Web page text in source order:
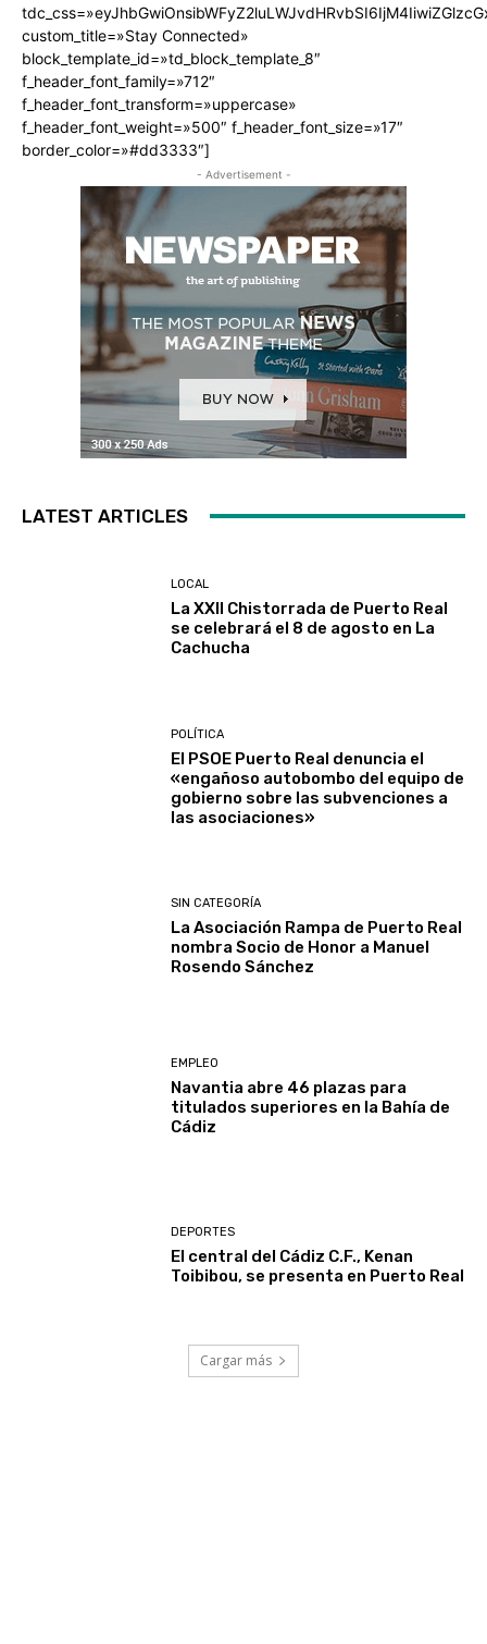
custom_title=»Stay Connected»
block_template_id=»td_block_template_8″
f_header_font_family=»712″
f_header_font_transform=»uppercase»
f_header_font_weight=»500″ f_header_font_size=»17″
border_color=»#dd3333″]
- Advertisement -
LATEST ARTICLES
LOCAL
La XXII Chistorrada de Puerto Real
se celebrará el 8 de agosto en La
Cachucha
POLÍTICA
El PSOE Puerto Real denuncia el
«engañoso autobombo del equipo de
gobierno sobre las subvenciones a
las asociaciones»
SIN CATEGORÍA
La Asociación Rampa de Puerto Real
nombra Socio de Honor a Manuel
Rosendo Sánchez
EMPLEO
Navantia abre 46 plazas para
titulados superiores en la Bahía de
Cádiz
DEPORTES
El central del Cádiz C.F., Kenan
Toibibou, se presenta en Puerto Real
Cargar más